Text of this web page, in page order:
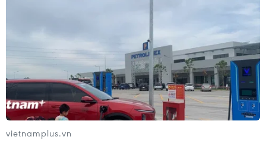
vietnamplus.vn